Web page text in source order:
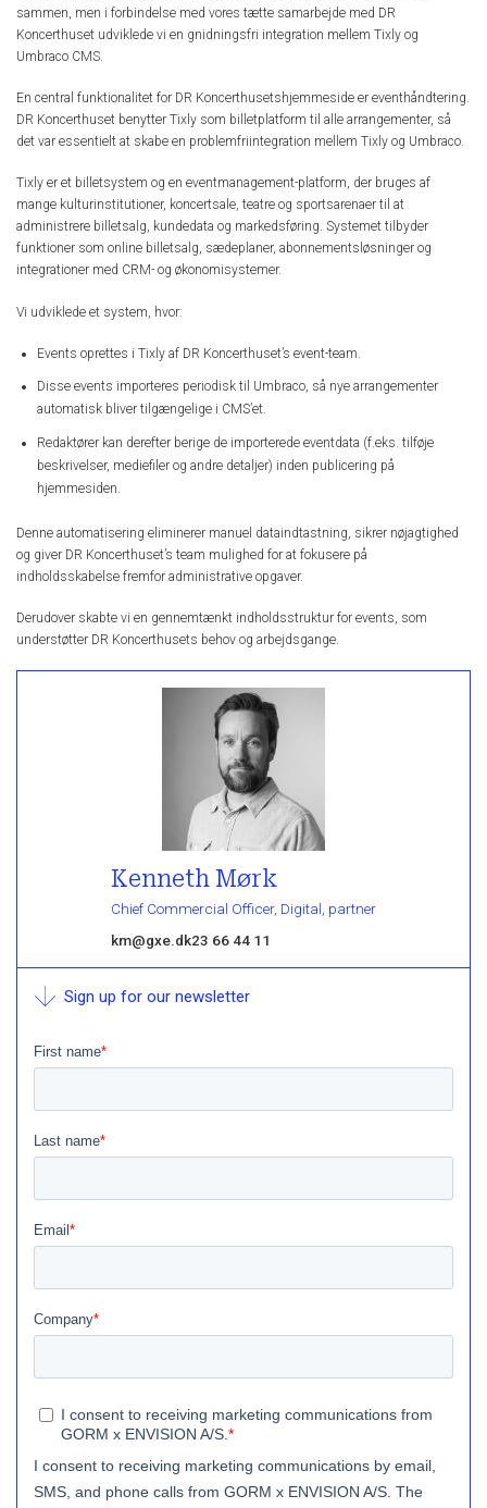
sammen, men i forbindelse med vores tætte samarbejde med DR
Koncerthuset udviklede vi en gnidningsfri integration mellem Tixly og
Umbraco CMS.
En central funktionalitet for DR Koncerthusetshjemmeside er eventhåndtering.
DR Koncerthuset benytter Tixly som billetplatform til alle arrangementer, så
det var essentielt at skabe en problemfriintegration mellem Tixly og Umbraco.
Tixly er et billetsystem og en eventmanagement-platform, der bruges af
mange kulturinstitutioner, koncertsale, teatre og sportsarenaer til at
administrere billetsalg, kundedata og markedsføring. Systemet tilbyder
funktioner som online billetsalg, sædeplaner, abonnementsløsninger og
integrationer med CRM- og økonomisystemer.
Vi udviklede et system, hvor:
Events oprettes i Tixly af DR Koncerthuset’s event-team.
Disse events importeres periodisk til Umbraco, så nye arrangementer
automatisk bliver tilgængelige i CMS’et.
Redaktører kan derefter berige de importerede eventdata (f.eks. tilføje
beskrivelser, mediefiler og andre detaljer) inden publicering på
hjemmesiden.
Denne automatisering eliminerer manuel dataindtastning, sikrer nøjagtighed
og giver DR Koncerthuset’s team mulighed for at fokusere på
indholdsskabelse fremfor administrative opgaver.
Derudover skabte vi en gennemtænkt indholdsstruktur for events, som
understøtter DR Koncerthusets behov og arbejdsgange.
Kenneth Mørk
Chief Commercial Officer, Digital, partner
km@gxe.dk23 66 44 11
Sign up for our newsletter